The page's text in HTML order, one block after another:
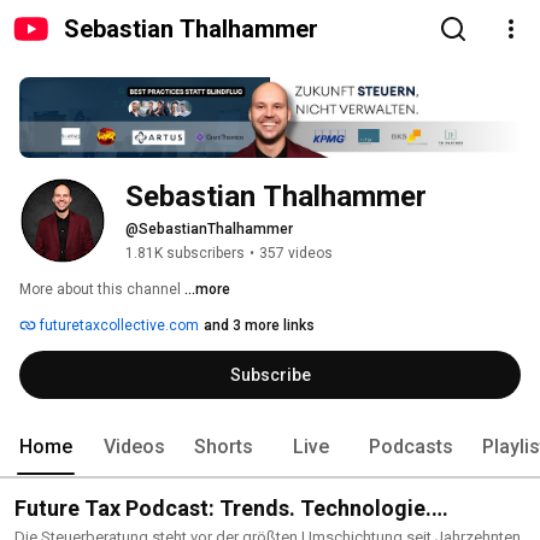
Sebastian Thalhammer
Sebastian Thalhammer
@SebastianThalhammer
1.81K subscribers • 357 videos
More about this channel ...more
futuretaxcollective.com and 3 more links
Subscribe
Home Videos Shorts Live Podcasts
Future Tax Podcast: Trends. Technologie.